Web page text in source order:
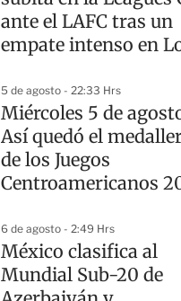
ante el LAFC tras un
empate intenso en
5 de agosto - 22:33 Hrs
Miércoles 5 de
Así quedó el
de los Juegos
Centroamericanos
6 de agosto - 2:49 Hrs
México clasifica al
Mundial Sub-20 de